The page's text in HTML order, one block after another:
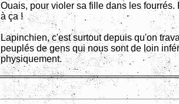
Ouais, pour violer sa fille dans les
à ça !
Lapinchien, c'est surtout depuis qu'on
peuplés de gens qui nous sont de loin
physiquement.